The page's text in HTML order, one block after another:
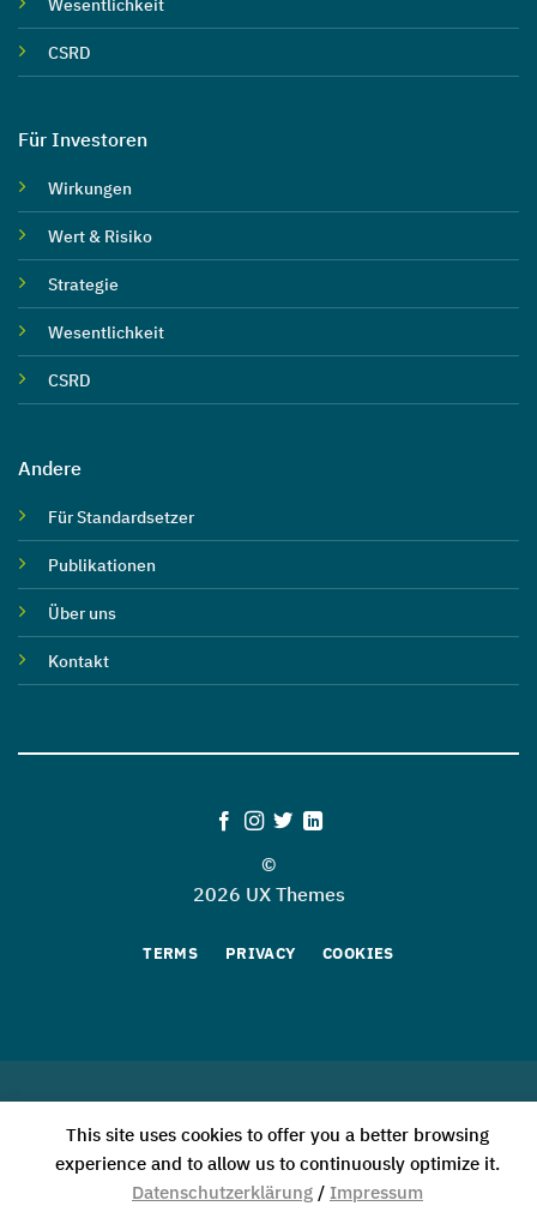
This site uses cookies to offer you a better browsing
experience and to allow us to continuously optimize it.
Datenschutzerklärung / Impressum
Wesentlichkeit
CSRD
Für Investoren
Wirkungen
Wert & Risiko
Strategie
Wesentlichkeit
CSRD
Andere
Für Standardsetzer
Publikationen
Über uns
Kontakt
©
2026 UX Themes
TERMS PRIVACY COOKIES